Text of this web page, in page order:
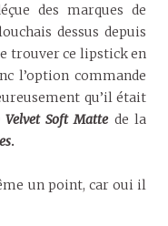
des marques de
dessus depuis
trouver ce lipstick en
l’option commande
qu’il était
Velvet Soft Mattede la
.
un point, car oui il